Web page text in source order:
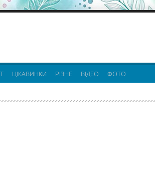
ЦІКАВИНКИ РІЗНЕ ВІДЕО ФОТО